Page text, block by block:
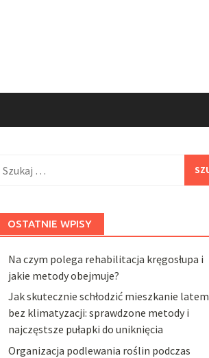
OSTATNIE WPISY
Na czym polega rehabilitacja kręgosłupa i
jakie metody obejmuje?
Jak skutecznie schłodzić mieszkanie latem
bez klimatyzacji: sprawdzone metody i
najczęstsze pułapki do uniknięcia
Organizacja podlewania roślin podczas